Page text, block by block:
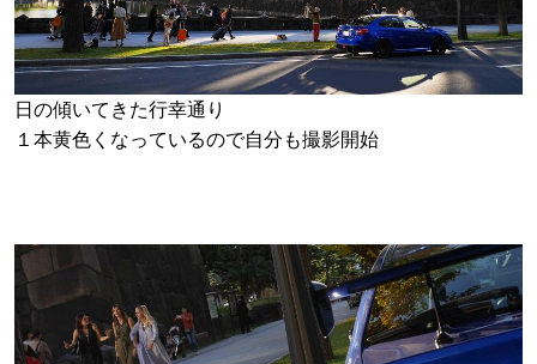
日の傾いてきた行幸通り
１本黄色くなっているので自分も撮影開始